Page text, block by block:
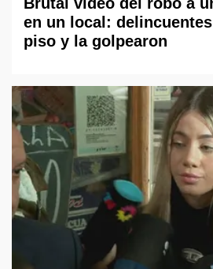
en un local:
piso y la golpearon